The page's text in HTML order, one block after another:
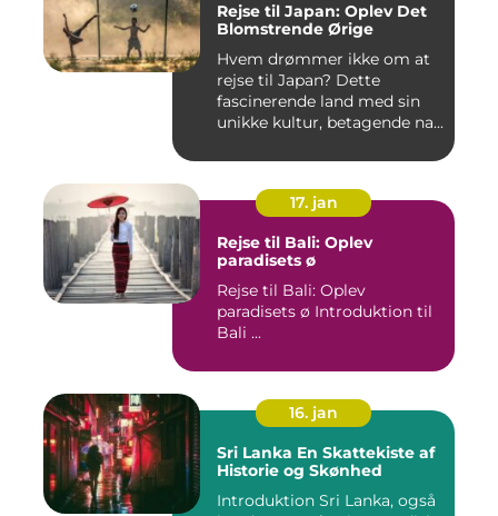
Rejse til Japan: Oplev Det
Blomstrende Ørige
Hvem drømmer ikke om at
rejse til Japan? Dette
fascinerende land med sin
unikke kultur, betagende na...
17. jan
Rejse til Bali: Oplev
paradisets ø
Rejse til Bali: Oplev
paradisets ø Introduktion til
Bali ...
16. jan
Sri Lanka En Skattekiste af
Historie og Skønhed
Introduktion Sri Lanka, også